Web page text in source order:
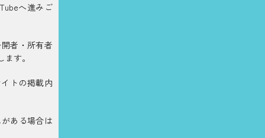
へ進みご
者・所有者
す。
トの掲載内
ある場合は